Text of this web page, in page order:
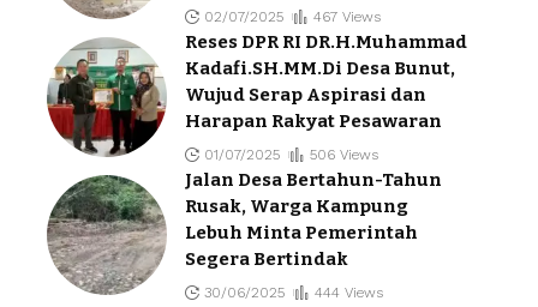
02/07/2025 467 Views
Reses DPR RI DR.H.Muhammad
Kadafi.SH.MM.Di Desa Bunut,
Wujud Serap Aspirasi dan
Harapan Rakyat Pesawaran
01/07/2025 506 Views
Jalan Desa Bertahun-Tahun
Rusak, Warga Kampung
Lebuh Minta Pemerintah
Segera Bertindak
30/06/2025 444 Views